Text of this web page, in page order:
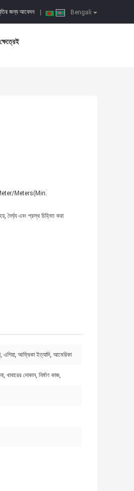
Bengali
জন্য আবেদন
Meters(Min.
দৈর্ঘ্য এবং প্রস্থ চিহ্নিত করা
এশিয়া, আফ্রিকা ইত্যাদি, আমেরিকা
খাবারের দোকান, নির্মাণ কাজ,